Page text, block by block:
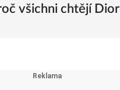
všichni chtějí Dior